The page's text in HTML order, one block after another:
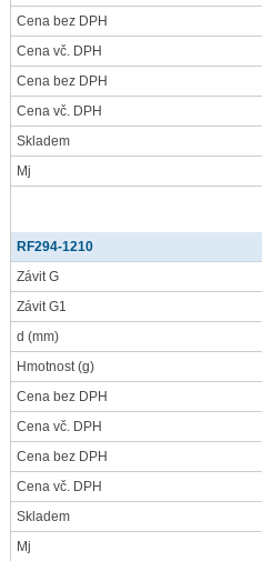
Cena bez DPH
Cena vč. DPH
Cena bez DPH
Cena vč. DPH
Skladem
Mj
RF294-1210
Závit G
Závit G1
d (mm)
Hmotnost(g)
Cena bez DPH
Cena vč. DPH
Cena bez DPH
Cena vč. DPH
Skladem
Mj